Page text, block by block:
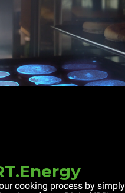
cooking process by